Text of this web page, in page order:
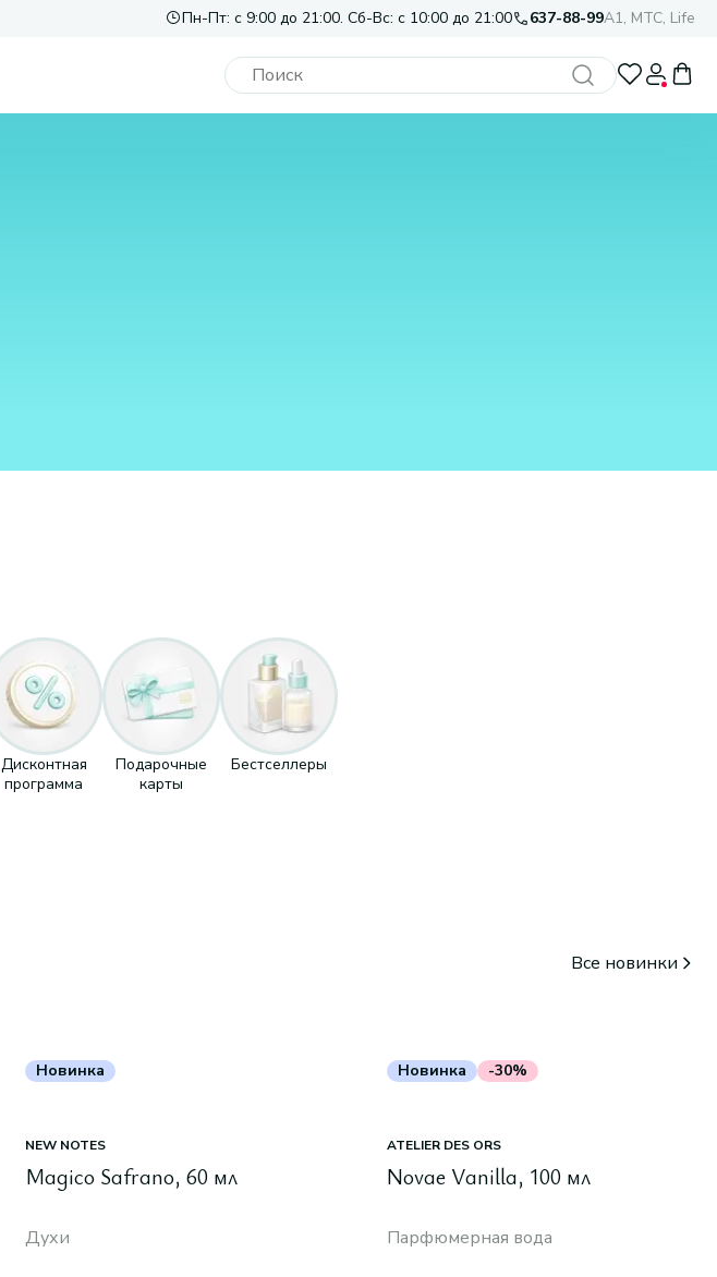
Пн-Пт: с 9:00 до 21:00. Сб-Вс: с 10:00 до 21:00 637-88-99A1, МТС, Life
Дисконтная
программа
Подарочные
карты
Бестселлеры
Все новинки
Новинка
NEW NOTES
Magico Safrano, 60 мл
Духи
Новинка -30%
ATELIER DES ORS
Novae Vanilla, 100 мл
Парфюмерная вода